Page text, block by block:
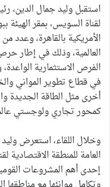
استقبل وليد جمال الدين،
لقناة السويس، بمقر
الأمريكية بالقاهرة، وعدد
العالمية، وذلك في إطار
الفرص الاستثمارية
في قطاع تطوير المواني
أخرى مثل الطاقة الجديدة
كمحور تجاري ولوجستي
وخلال اللقاء، استعرض
العامة للمنطقة الاقتصادية
إحدى أهم المشروعات